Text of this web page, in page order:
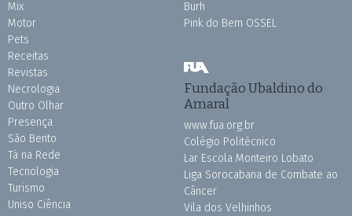
Mix
Motor
Pets
Receitas
Revistas
Necrologia
Outro Olhar
Presença
São Bento
Tá na Rede
Tecnologia
Turismo
Uniso Ciência
Burh
Pink do Bem OSSEL
Fundação Ubaldino do
Amaral
www.fua.org.br
Colégio Politécnico
Lar Escola Monteiro Lobato
Liga Sorocabana de Combate ao
Câncer
Vila dos Velhinhos